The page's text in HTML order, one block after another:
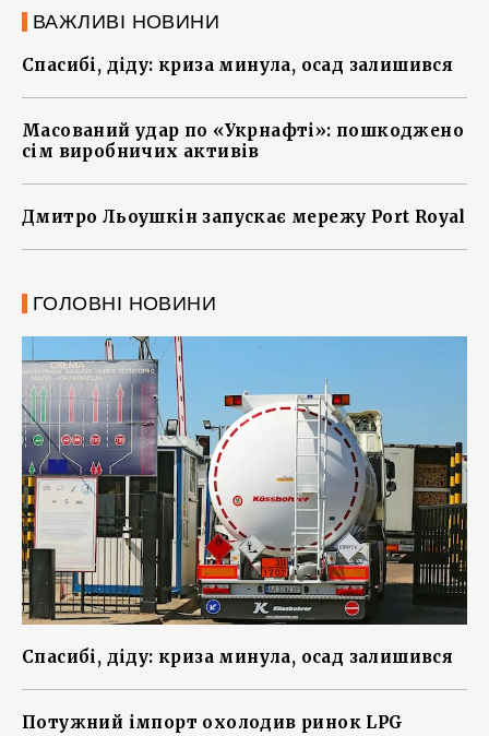
ВАЖЛИВІ НОВИНИ
Спасибі, діду: криза минула, осад залишився
Масований удар по «Укрнафті»: пошкоджено
сім виробничих активів
Дмитро Льоушкін запускає мережу Port Royal
ГОЛОВНІ НОВИНИ
Спасибі, діду: криза минула, осад залишився
Потужний імпорт охолодив ринок LPG